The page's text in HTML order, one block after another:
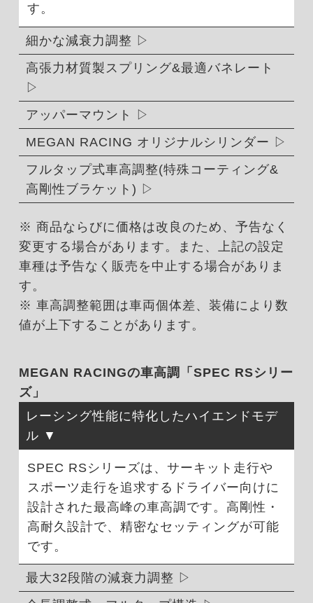
す。
細かな減衰力調整
高張力材質製スプリング&最適バネレート
アッパーマウント
MEGAN RACING オリジナルシリンダー
フルタップ式車高調整(特殊コーティング&
高剛性ブラケット)
※ 商品ならびに価格は改良のため、予告なく
変更する場合があります。また、上記の設定
車種は予告なく販売を中止する場合がありま
す。
※ 車高調整範囲は車両個体差、装備により数
値が上下することがあります。
MEGAN RACINGの車高調「SPEC RSシリー
ズ」
レーシング性能に特化したハイエンドモデ
ル
SPEC RSシリーズは、サーキット走行や
スポーツ走行を追求するドライバー向けに
設計された最高峰の車高調です。高剛性・
高耐久設計で、精密なセッティングが可能
です。
最大32段階の減衰力調整